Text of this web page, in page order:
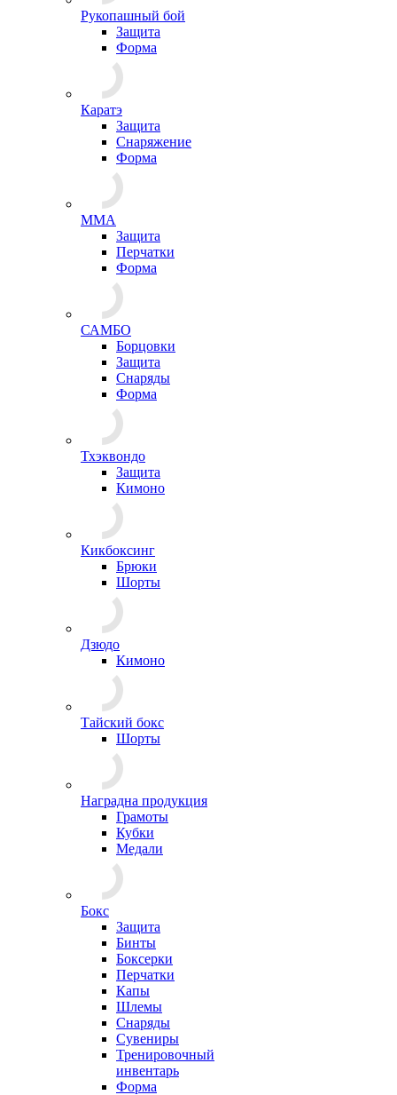
Рукопашный бой
Защита
Форма
Каратэ
Защита
Снаряжение
Форма
ММА
Защита
Перчатки
Форма
САМБО
Борцовки
Защита
Снаряды
Форма
Тхэквондо
Защита
Кимоно
Кикбоксинг
Брюки
Шорты
Дзюдо
Кимоно
Тайский бокс
Шорты
Наградна продукция
Грамоты
Кубки
Медали
Бокс
Защита
Бинты
Боксерки
Перчатки
Капы
Шлемы
Снаряды
Сувениры
Тренировочный
инвентарь
Форма